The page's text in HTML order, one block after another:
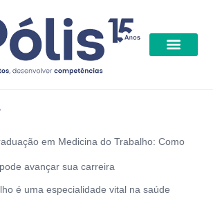
em Medicina do Trabalho: Como
avançar sua carreira
é uma especialidade vital na saúde